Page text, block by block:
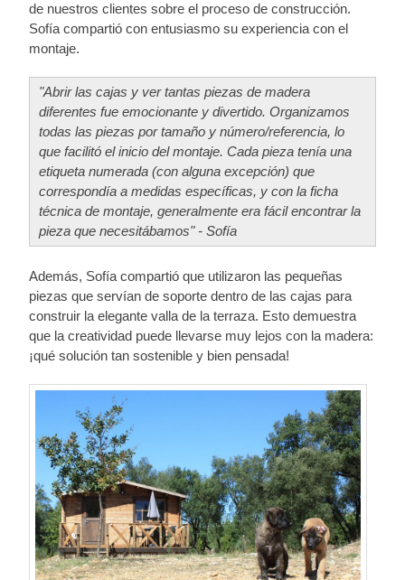
de nuestros clientes sobre el proceso de construcción.
Sofía compartió con entusiasmo su experiencia con el
montaje.
"Abrir las cajas y ver tantas piezas de madera
diferentes fue emocionante y divertido. Organizamos
todas las piezas por tamaño y número/referencia, lo
que facilitó el inicio del montaje. Cada pieza tenía una
etiqueta numerada (con alguna excepción) que
correspondía a medidas específicas, y con la ficha
técnica de montaje, generalmente era fácil encontrar la
pieza que necesitábamos" - Sofía
Además, Sofía compartió que utilizaron las pequeñas
piezas que servían de soporte dentro de las cajas para
construir la elegante valla de la terraza. Esto demuestra
que la creatividad puede llevarse muy lejos con la madera:
¡qué solución tan sostenible y bien pensada!